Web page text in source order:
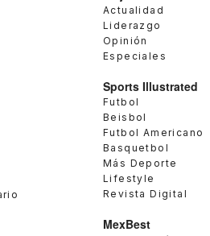
Actualidad
Liderazgo
Opinión
Especiales
Sports Illustrated
Futbol
Beisbol
Futbol Americano
Basquetbol
Más Deporte
Lifestyle
Revista Digital
MexBest